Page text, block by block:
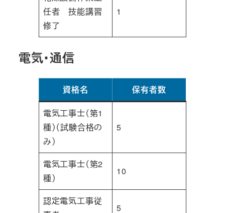
任者 技能講習
修了
1
電気・通信
資格名 保有者数
電気工事士（第1
種）（試験合格の
み）
5
電気工事士（第2
種）
10
認定電気工事従
5